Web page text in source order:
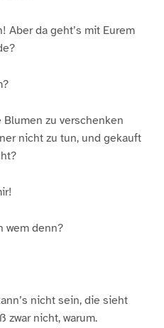
Aber da geht’s mit Eurem
zu verschenken
nicht zu tun, und gekauft
wem denn?
nicht sein, die sieht
zwar nicht, warum.